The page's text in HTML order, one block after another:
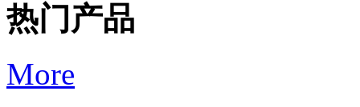
热门产品
More